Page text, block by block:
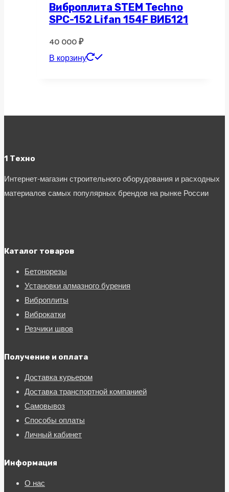
Виброплита STEM Techno
SPC-152 Lifan 154F ВИБ121
40 000 ₽
В корзину
1 Техно
Интернет-магазин строительного оборудования и расходных
материалов самых популярных брендов на рынке России
Каталог товаров
Бетонорезы
Установки алмазного бурения
Виброплиты
Виброкатки
Резчики швов
Получение и оплата
Доставка курьером
Доставка транспортной компанией
Самовывоз
Способы оплаты
Личный кабинет
Информация
О нас